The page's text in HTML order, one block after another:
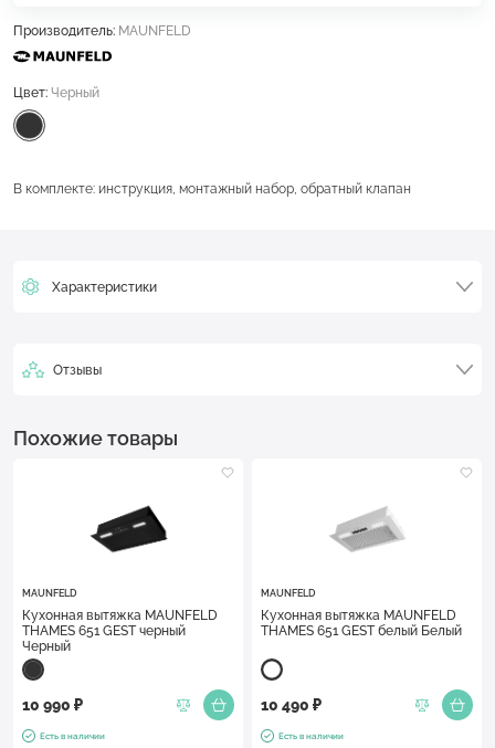
Производитель: MAUNFELD
Цвет: Черный
В комплекте: инструкция, монтажный набор, обратный клапан
Характеристики
Отзывы
Похожие товары
MAUNFELD
Кухонная вытяжка MAUNFELD
THAMES 651 GEST черный
Черный
10 990 ₽
Есть в наличии
MAUNFELD
Кухонная вытяжка MAUNFELD
THAMES 651 GEST белый Белый
10 490 ₽
Есть в наличии